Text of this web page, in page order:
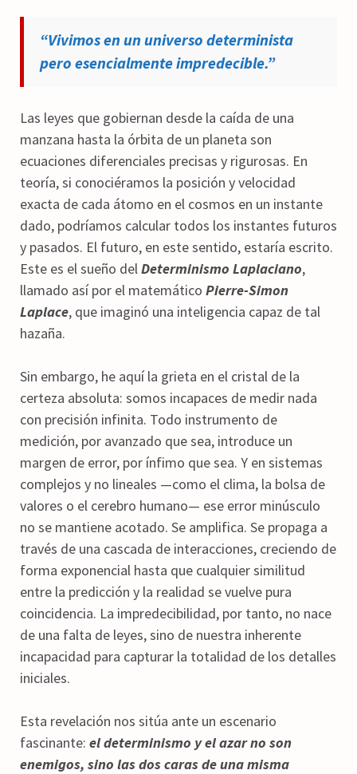
“Vivimos en un universo determinista
pero esencialmente impredecible.”
Las leyes que gobiernan desde la caída de una
manzana hasta la órbita de un planeta son
ecuaciones diferenciales precisas y rigurosas. En
teoría, si conociéramos la posición y velocidad
exacta de cada átomo en el cosmos en un instante
dado, podríamos calcular todos los instantes futuros
y pasados. El futuro, en este sentido, estaría escrito.
Este es el sueño del Determinismo Laplaciano,
llamado así por el matemático Pierre-Simon
Laplace, que imaginó una inteligencia capaz de tal
hazaña.
Sin embargo, he aquí la grieta en el cristal de la
certeza absoluta: somos incapaces de medir nada
con precisión infinita. Todo instrumento de
medición, por avanzado que sea, introduce un
margen de error, por ínfimo que sea. Y en sistemas
complejos y no lineales —como el clima, la bolsa de
valores o el cerebro humano— ese error minúsculo
no se mantiene acotado. Se amplifica. Se propaga a
través de una cascada de interacciones, creciendo de
forma exponencial hasta que cualquier similitud
entre la predicción y la realidad se vuelve pura
coincidencia. La impredecibilidad, por tanto, no nace
de una falta de leyes, sino de nuestra inherente
incapacidad para capturar la totalidad de los detalles
iniciales.
Esta revelación nos sitúa ante un escenario
fascinante: el determinismo y el azar no son
enemigos, sino las dos caras de una misma